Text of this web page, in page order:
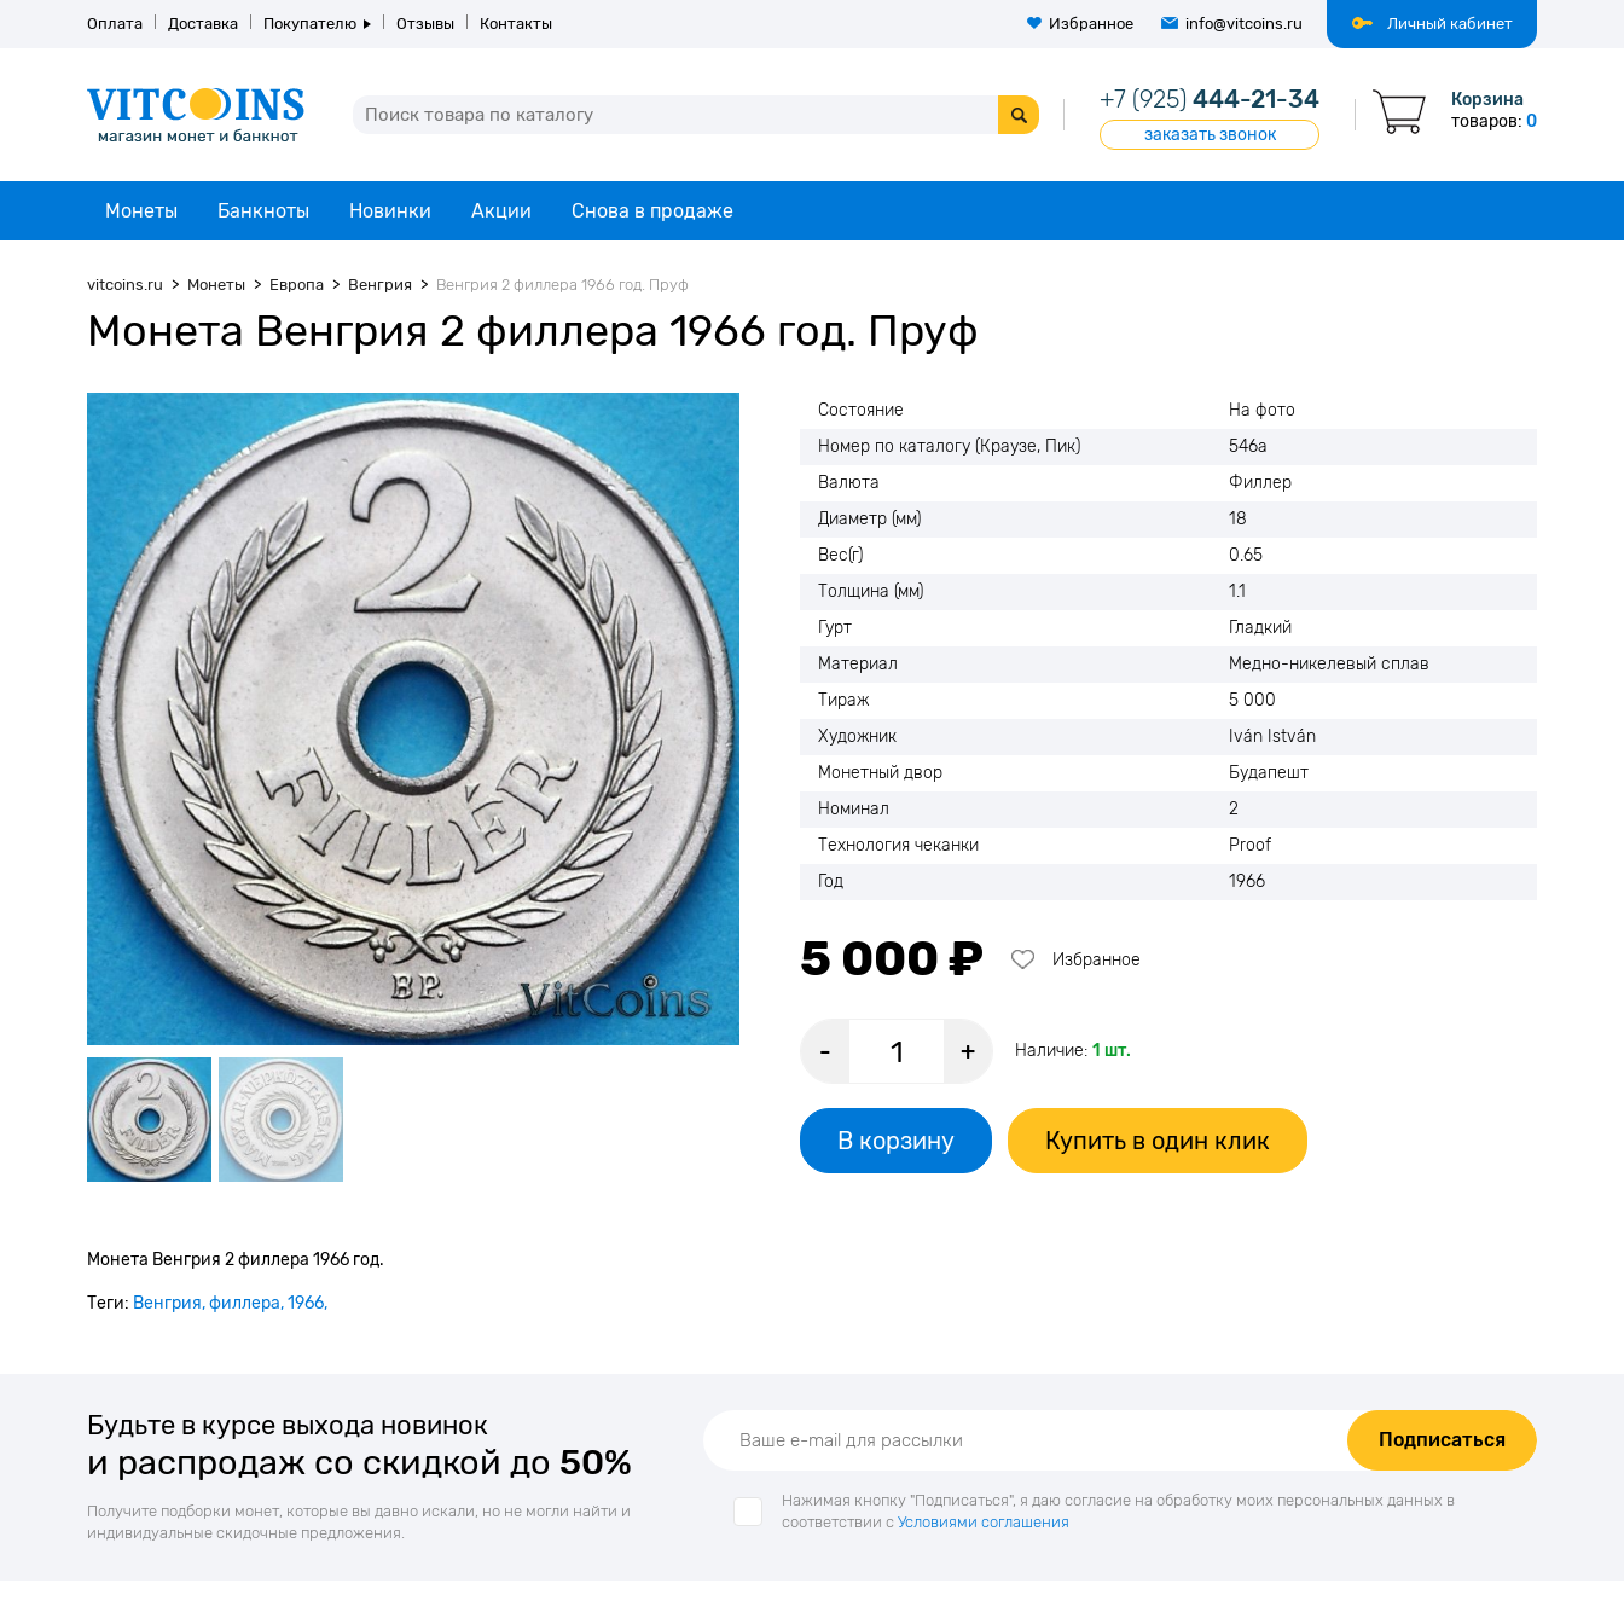
Личный кабинет
Оплата Доставка Покупателю Отзывы Контакты Избранное info@vitcoins.ru
+7 (925) 444-21-34
заказать звонок
Корзина
товаров: 0
Монеты Банкноты Новинки Акции Снова в продаже
vitcoins.ru Монеты Европа Венгрия Венгрия 2 филлера 1966 год. Пруф
Монета Венгрия 2 филлера 1966 год. Пруф
Состояние
На фото
Номер по каталогу (Краузе, Пик)
546а
Валюта
Филлер
Диаметр (мм)
18
Вес(г)
0.65
Толщина (мм)
1.1
Гурт
Гладкий
Материал
Медно-никелевый сплав
Тираж
5 000
Художник
Iván István
Монетный двор
Будапешт
Номинал
2
Технология чеканки
Proof
Год
1966
5 000 ₽ Избранное
- + Наличие: 1 шт.
В корзину Купить в один клик
Монета Венгрия 2 филлера 1966 год.
Теги: Венгрия филлера 1966
Будьте в курсе выхода новинок
и распродаж со скидкой до 50%
Получите подборки монет, которые вы давно искали, но не могли найти и
индивидуальные скидочные предложения.
Подписаться
Нажимая кнопку "Подписаться", я даю согласие на обработку моих персональных данных в
соответствии с Условиями соглашения